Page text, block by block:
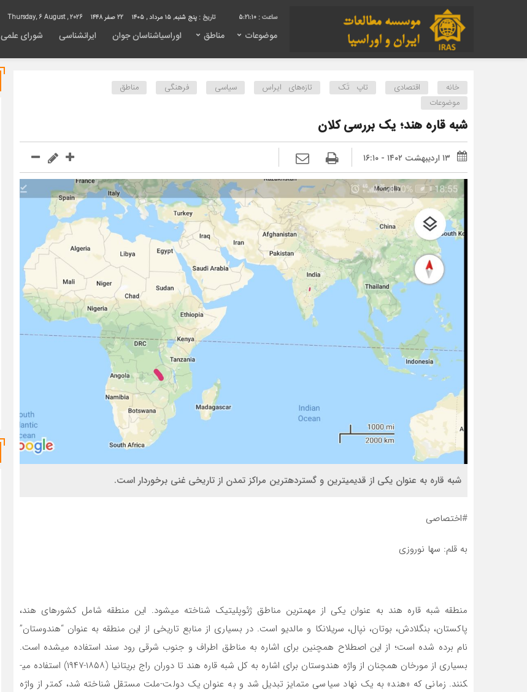
5:21:11 تاریخ : پنج شنبه, ۱۵ مرداد , ۱۴۰۵ 22 صفر 1448
موضوعات مناطق اوراسیاشناسان جوان ایرانشناسی شورای علمی
خانه اقتصادی تاپ تَک تازه‌های ایراس سیاسی فرهنگی
مناطق
موضوعات
شبه قاره هند؛ یک بررسی کلان
۱۳ اردیبهشت ۱۴۰۲ - ۱۶:۱۰
شبه قاره به عنوان یکی از قدیمی­ترین و گسترده­ترین مراکز تمدن از تاریخی غنی برخوردار است.
#اختصاصی
به قلم: سها نوروزی
منطقه شبه قاره هند به عنوان یکی از مهم­ترین مناطق ژئوپلیتیک شناخته می­شود. این منطقه شامل کشورهای هند،
پاکستان، بنگلادش، بوتان، نپال، سریلانکا و مالدیو است. در بسیاری از منابع تاریخی از این منطقه به عنوان “هندوستان”
نام برده شده است؛ از این اصطلاح همچنین برای اشاره به مناطق اطراف و جنوب شرقی رود سند استفاده می­شده است.
بسیاری از مورخان همچنان از واژه هندوستان برای اشاره به کل شبه قاره هند تا دوران راج بریتانیا (۱۸۵۸-۱۹۴۷) استفاده می­
کنند. زمانی که «هند» به یک نهاد سیاسی متمایز تبدیل شد و به عنوان یک دولت-ملت مستقل شناخته شد، کمتر از واژه